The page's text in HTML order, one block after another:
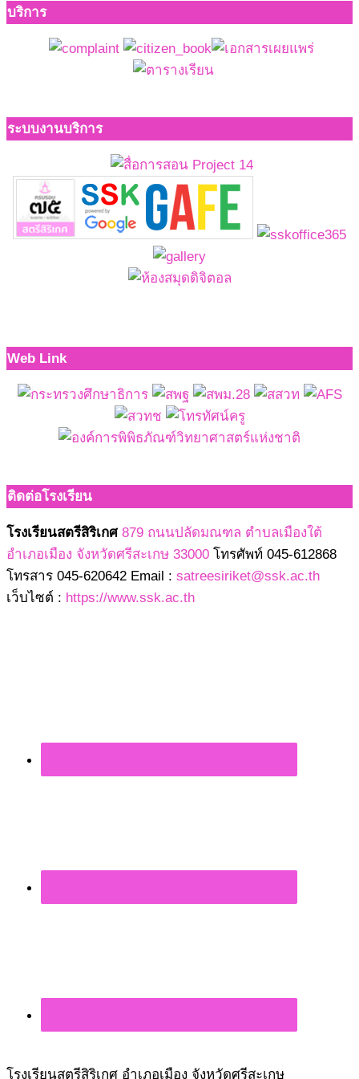
บริการ
ระบบงานบริการ
Web Link
ติดต่อโรงเรียน
โรงเรียนสตรีสิริเกศ 879 ถนนปลัดมณฑล ตำบลเมืองใต้
อำเภอเมือง จังหวัดศรีสะเกษ 33000 โทรศัพท์ 045-612868
โทรสาร 045-620642 Email : satreesiriket@ssk.ac.th
เว็บไซต์ : https://www.ssk.ac.th
โรงเรียนสตรีสิริเกศ อำเภอเมือง จังหวัดศรีสะเกษ